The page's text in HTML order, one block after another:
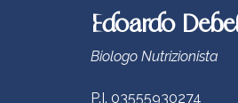
Edoardo
Biologo Nutrizionista
P.I. 03555930274